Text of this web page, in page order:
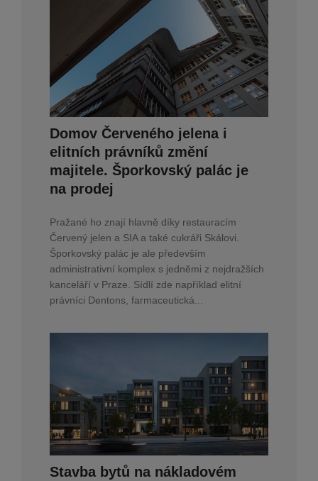
Domov Červeného jelena i
elitních právníků změní
majitele. Šporkovský palác je
na prodej
Pražané ho znají hlavně díky restauracím
Červený jelen a SIA a také cukráři Skálovi.
Šporkovský palác je ale především
administrativní komplex s jedněmi z nejdražších
kanceláří v Praze. Sídlí zde například elitní
právníci Dentons, farmaceutická...
Stavba bytů na nákladovém